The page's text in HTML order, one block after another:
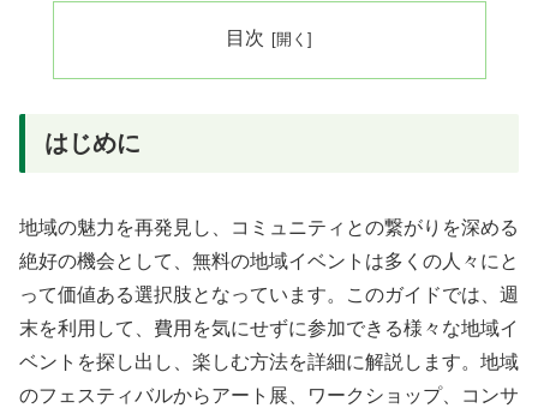
目次
はじめに
地域の魅力を再発見し、コミュニティとの繋がりを深める
絶好の機会として、無料の地域イベントは多くの人々にと
って価値ある選択肢となっています。このガイドでは、週
末を利用して、費用を気にせずに参加できる様々な地域イ
ベントを探し出し、楽しむ方法を詳細に解説します。地域
のフェスティバルからアート展、ワークショップ、コンサ